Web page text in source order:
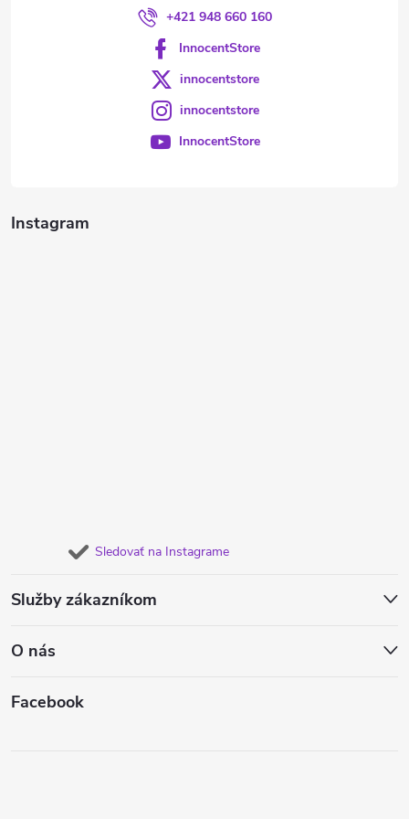
Instagram
Sledovať na Instagrame
Služby zákazníkom
O nás
Facebook
+421 948 660 160
InnocentStore
innocentstore
innocentstore
InnocentStore